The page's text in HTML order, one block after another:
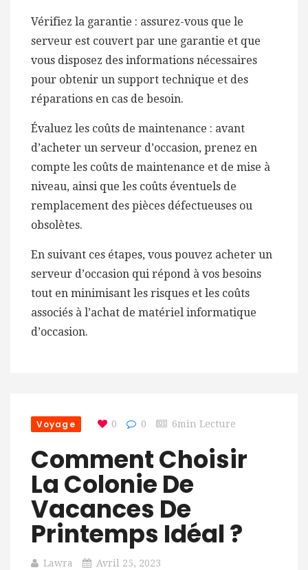
Vérifiez la garantie : assurez-vous que le
serveur est couvert par une garantie et que
vous disposez des informations nécessaires
pour obtenir un support technique et des
réparations en cas de besoin.
Évaluez les coûts de maintenance : avant
d’acheter un serveur d’occasion, prenez en
compte les coûts de maintenance et de mise à
niveau, ainsi que les coûts éventuels de
remplacement des pièces défectueuses ou
obsolètes.
En suivant ces étapes, vous pouvez acheter un
serveur d’occasion qui répond à vos besoins
tout en minimisant les risques et les coûts
associés à l’achat de matériel informatique
d’occasion.
Voyage 0 0 6min Lecture
Comment Choisir
La Colonie De
Vacances De
Printemps Idéal ?
Lawra Avril 25, 2023